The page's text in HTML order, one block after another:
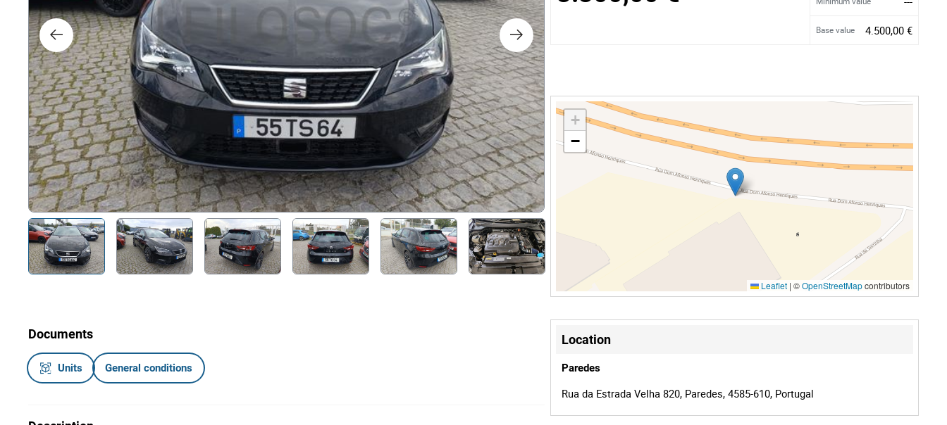
Rights
Furniture and Decoration
Nautical
Others
Documents
Units General conditions
Base value 4.500,00 €
+
−
Leaflet | ©OpenStreetMapcontributors
Location
Paredes
Rua da Estrada Velha 820, Paredes, 4585-610, Portugal